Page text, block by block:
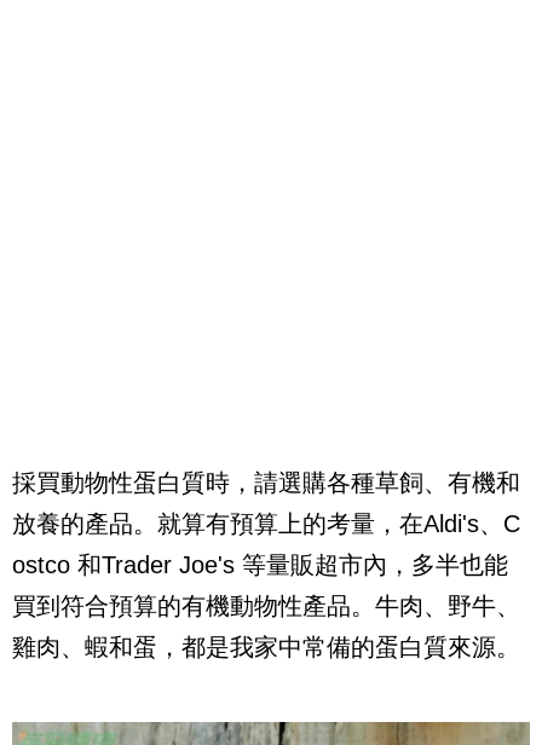
採買動物性蛋白質時，請選購各種草飼、有機和
放養的產品。就算有預算上的考量，在Aldi's、 C
ostco 和Trader Joe's 等量販超市內，多半也能
買到符合預算的有機動物性產品。牛肉、野牛、
雞肉、蝦和蛋，都是我家中常備的蛋白質來源。